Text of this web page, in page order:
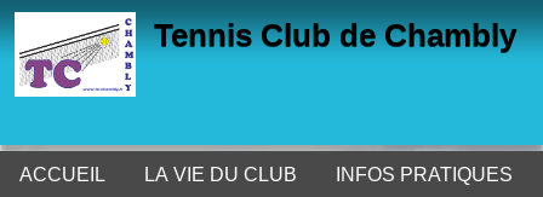
Tennis Club de Chambly
ACCUEIL LA VIE DU CLUB INFOS PRATIQUES
Panneau de gestion des cookies